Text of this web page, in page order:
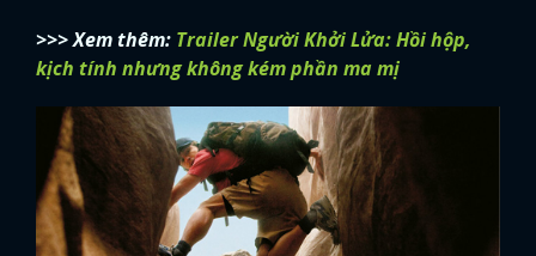
>>> Xem thêm: Trailer Người Khởi Lửa: Hồi hộp,
kịch tính nhưng không kém phần ma mị